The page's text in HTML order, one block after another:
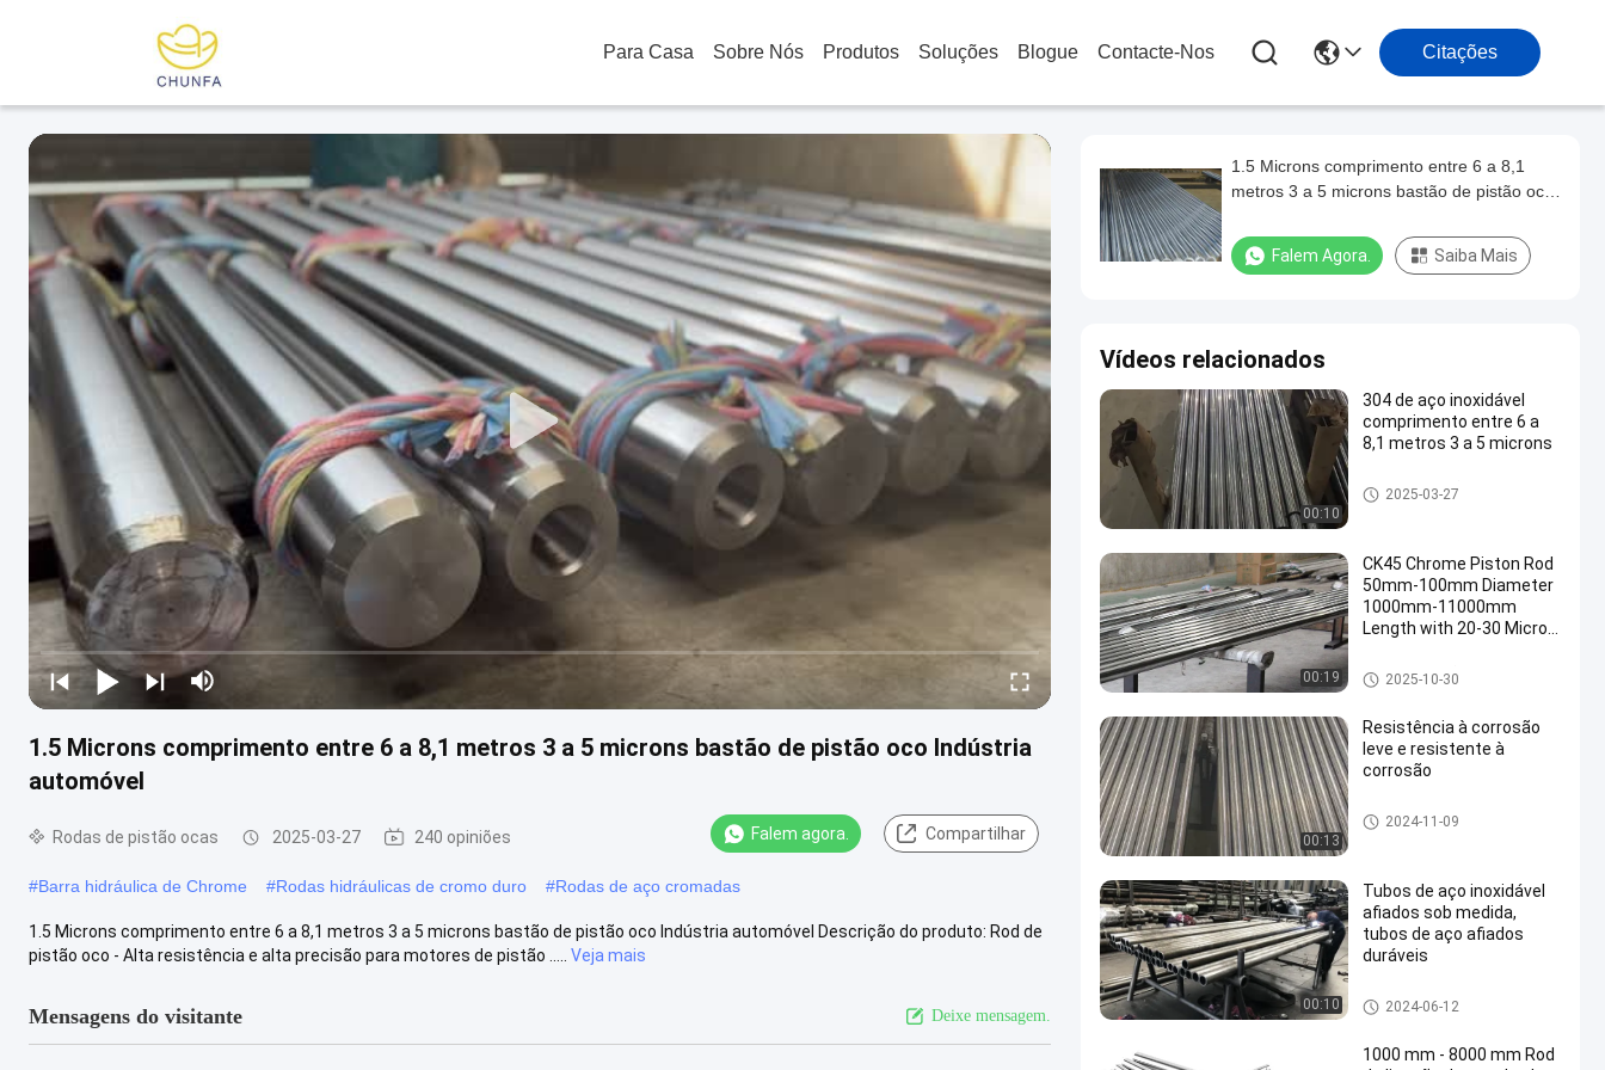
Para Casa Sobre Nós Produtos Soluções Blogue Contacte-Nos Citações
1.5 Microns comprimento entre 6 a 8,1 metros 3 a 5 microns bastão de pistão oco Indústria
automóvel
Rodas de pistão ocas 2025-03-27 240 opiniões Falem agora. Compartilhar
#Barra hidráulica de Chrome #Rodas hidráulicas de cromo duro #Rodas de aço cromadas
1.5 Microns comprimento entre 6 a 8,1 metros 3 a 5 microns bastão de pistão oco Indústria automóvel Descrição do produto: Rod de
pistão oco - Alta resistência e alta precisão para motores de pistão .....
Veja mais
Mensagens do visitante Deixe mensagem.
1.5 Microns comprimento entre 6 a 8,1
metros 3 a 5 microns bastão de pistão oco
Falem Agora. Saiba Mais
Vídeos relacionados
00:10
304 de aço inoxidável
comprimento entre 6 a
8,1 metros 3 a 5 microns
Rodas de pistão ocas
2025-03-27
00:19
CK45 Chrome Piston Rod
50mm-100mm Diameter
1000mm-11000mm
Length with 20-30 Micron
Haste do pistão cromada
2025-10-30
00:13
Resistência à corrosão
leve e resistente à
corrosão
Rodas de metal oco
2024-11-09
00:10
Tubos de aço inoxidável
afiados sob medida,
tubos de aço afiados
duráveis
Tubos afiados
2024-06-12
1000 mm - 8000 mm Rod